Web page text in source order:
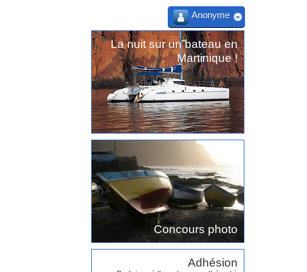
La nuit sur un bateau en
Martinique !
Concours photo
Adhésion
Anonyme